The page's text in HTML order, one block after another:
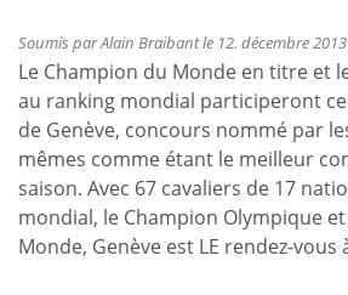
à
Londres
avant
Malines
Soumis parAlain Braibantle 12. décembre
Le Champion du Monde en titre et
au ranking mondial participeront ce
de Genève, concours nommé par
mêmes comme étant le meilleur
saison. Avec 67 cavaliers de 17
mondial, le Champion Olympique
Monde, Genève est LE rendez-vous